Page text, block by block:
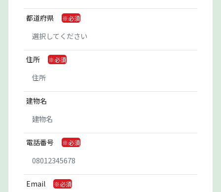
都道府県
住所
建物名
電話番号
Email